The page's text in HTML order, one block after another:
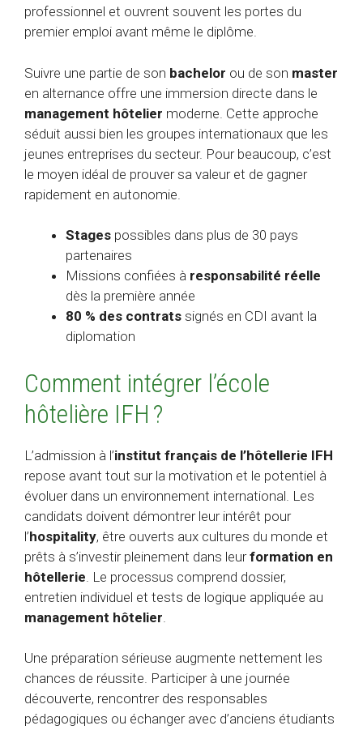
professionnel et ouvrent souvent les portes du
premier emploi avant même le diplôme.
Suivre une partie de son bachelor ou de son master
en alternance offre une immersion directe dans le
management hôtelier moderne. Cette approche
séduit aussi bien les groupes internationaux que les
jeunes entreprises du secteur. Pour beaucoup, c’est
le moyen idéal de prouver sa valeur et de gagner
rapidement en autonomie.
Stages possibles dans plus de 30 pays
partenaires
Missions confiées à responsabilité réelle
dès la première année
80 % des contrats signés en CDI avant la
diplomation
Comment intégrer l’école
hôtelière IFH ?
L’admission à l’institut français de l’hôtellerie IFH
repose avant tout sur la motivation et le potentiel à
évoluer dans un environnement international. Les
candidats doivent démontrer leur intérêt pour
l’hospitality, être ouverts aux cultures du monde et
prêts à s’investir pleinement dans leurformation en
hôtellerie . Le processus comprend dossier,
entretien individuel et tests de logique appliquée au
management hôtelier
Une préparation sérieuse augmente nettement les
chances de réussite. Participer à une journée
découverte, rencontrer des responsables
pédagogiques ou échanger avec d’anciens étudiants